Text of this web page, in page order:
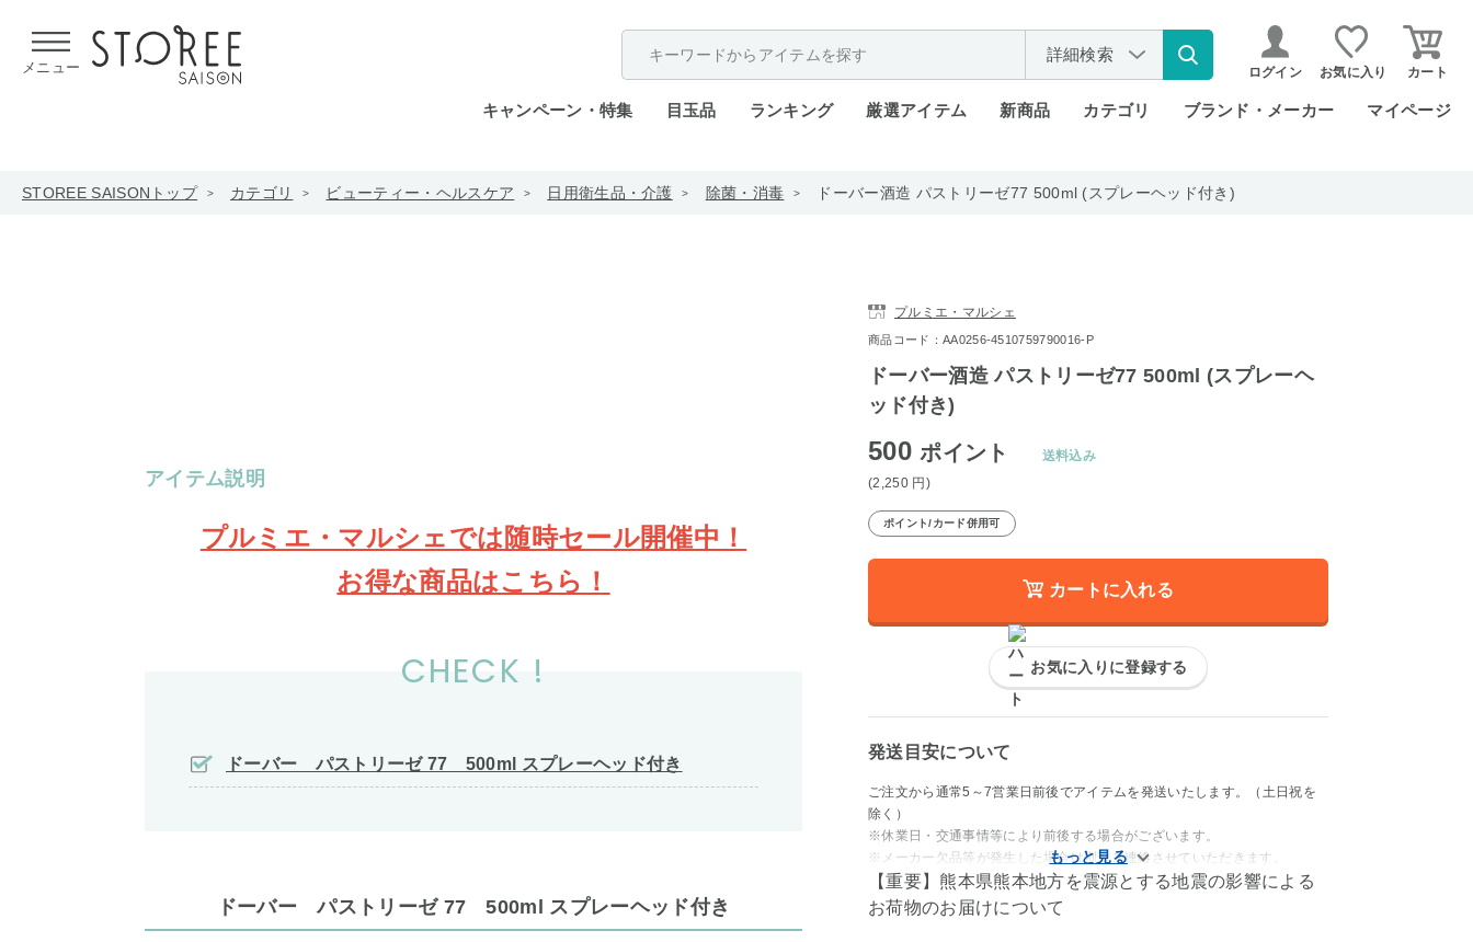
メニュー
詳細検索
ログイン お気に入り カート
キャンペーン・特集 目玉品 ランキング 厳選アイテム 新商品 カテゴリ ブランド・メーカー マイページ
STOREE SAISONトップ カテゴリ ビューティー・ヘルスケア 日用衛生品・介護 除菌・消毒 ドーバー酒造 パストリーゼ77 500ml (スプレーヘッド付き)
アイテム説明
プルミエ・マルシェでは随時セール開催中！
お得な商品はこちら！
CHECK !
ドーバー パストリーゼ 77 500ml スプレーヘッド付き
ドーバー パストリーゼ 77 500ml スプレーヘッド付き
プルミエ・マルシェ
商品コード：AA0256-4510759790016-P
ドーバー酒造 パストリーゼ77 500ml (スプレーヘ
ッド付き)
500ポイント
(2,250 円 )
送料込み
ポイント/カード併用可
カートに入れる
お気に入りに登録する
発送目安について
ご注文から通常5～7営業日前後でアイテムを発送いたします。（土日祝を
除く）
※休業日・交通事情等により前後する場合がございます。
※メーカー欠品等が発生した場合は別途ご連絡させていただきます。
【重要】熊本県熊本地方を震源とする地震の影響による
お荷物のお届けについて